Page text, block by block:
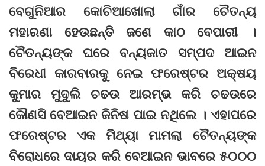
ବେଗୁନିଆର କୋଚିଆଖୋଲା ଗାଁର ଚୈତନ୍ୟ
ମହାରଣା ହେଉଛନ୍ତି ଜଣେ କାଠ ବେପାରୀ ।
ଚୈତନ୍ୟଙ୍କ ଘରେ ବନ୍ୟଜାତ ସମ୍ପଦ ଆଇନ
ବିରେଧୀ କାରବାରକୁ ନେଇ ଫରେଷ୍ଟର ଅକ୍ଷୟ
କୁମାର ମୁଦୁଲି ଚଢଉ ଆରମ୍ଭ କରି ଚଢଉରେ
କୌଣସି ବେଆଇନ ଜିନିଷ ପାଇ ନଥିଲେ । ଏହାପରେ
ଫରେଷ୍ଟର ଏକ ମିଥ୍ୟା ମାମଲା ଚୈତନ୍ୟଙ୍କ
ବିରୋଧରେ ଦାୟର କରି ବେଆଇନ ଭାବରେ ୫୦୦୦